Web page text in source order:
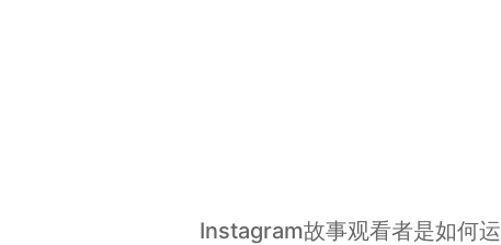
Instagram故事观看者是如何运